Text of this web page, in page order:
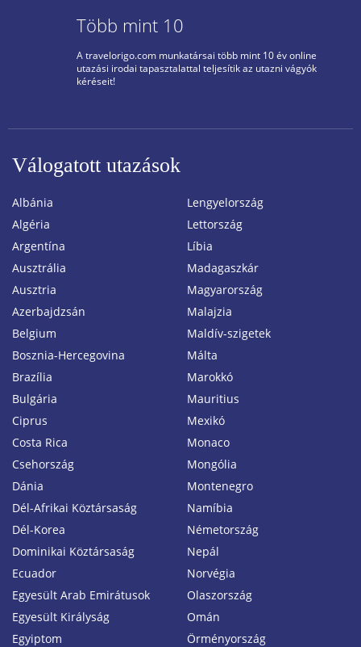
Több mint 10
A travelorigo.com munkatársai több mint 10 év online
utazási irodai tapasztalattal teljesítik az utazni vágyók
kéréseit!
Válogatott utazások
Albánia
Algéria
Argentína
Ausztrália
Ausztria
Azerbajdzsán
Belgium
Bosznia-Hercegovina
Brazília
Bulgária
Ciprus
Costa Rica
Csehország
Dánia
Dél-Afrikai Köztársaság
Dél-Korea
Dominikai Köztársaság
Ecuador
Egyesült Arab Emirátusok
Egyesült Királyság
Egyiptom
Lengyelország
Lettország
Líbia
Madagaszkár
Magyarország
Malajzia
Maldív-szigetek
Málta
Marokkó
Mauritius
Mexikó
Monaco
Mongólia
Montenegro
Namíbia
Németország
Nepál
Norvégia
Olaszország
Omán
Örményország